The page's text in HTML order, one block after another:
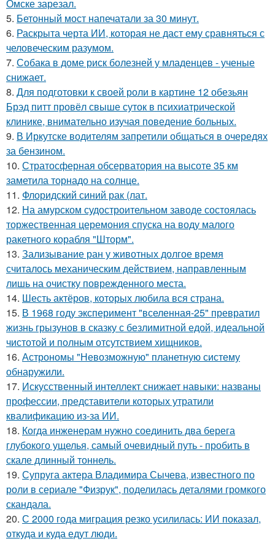
Омске зарезал.
5. Бетонный мост напечатали за 30 минут.
6. Раскрыта черта ИИ, которая не даст ему сравняться с
человеческим разумом.
7. Собака в доме риск болезней у младенцев - ученые
снижает.
8. Для подготовки к своей роли в картине 12 обезьян
Брэд питт провёл свыше суток в психиатрической
клинике, внимательно изучая поведение больных.
9. В Иркутске водителям запретили общаться в очередях
за бензином.
10. Стратосферная обсерватория на высоте 35 км
заметила торнадо на солнце.
11. Флоридский синий рак (лат.
12. На амурском судостроительном заводе состоялась
торжественная церемония спуска на воду малого
ракетного корабля "Шторм".
13. Зализывание ран у животных долгое время
считалось механическим действием, направленным
лишь на очистку поврежденного места.
14. Шесть актёров, которых любила вся страна.
15. В 1968 году эксперимент "вселенная-25" превратил
жизнь грызунов в сказку с безлимитной едой, идеальной
чистотой и полным отсутствием хищников.
16. Астрономы "Невозможную" планетную систему
обнаружили.
17. Искусственный интеллект снижает навыки: названы
профессии, представители которых утратили
квалификацию из-за ИИ.
18. Когда инженерам нужно соединить два берега
глубокого ущелья, самый очевидный путь - пробить в
скале длинный тоннель.
19. Супруга актера Владимира Сычева, известного по
роли в сериале "Физрук", поделилась деталями громкого
скандала.
20. С 2000 года миграция резко усилилась: ИИ показал,
откуда и куда едут люди.